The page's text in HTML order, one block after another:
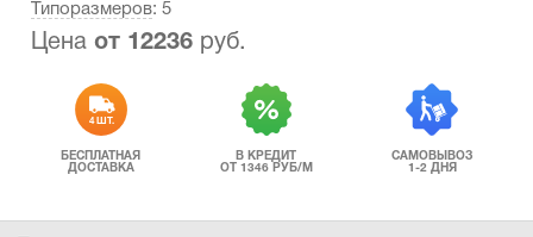
Типоразмеров: 5
Цена от 12236 руб.
4 ШТ.
БЕСПЛАТНАЯ
ДОСТАВКА
В КРЕДИТ
ОТ 1346 РУБ/М
САМОВЫВОЗ
1-2 ДНЯ